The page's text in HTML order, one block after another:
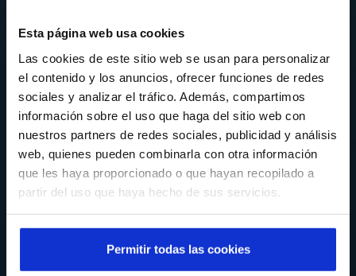
Esta página web usa cookies
Las cookies de este sitio web se usan para personalizar
el contenido y los anuncios, ofrecer funciones de redes
sociales y analizar el tráfico. Además, compartimos
información sobre el uso que haga del sitio web con
nuestros partners de redes sociales, publicidad y análisis
web, quienes pueden combinarla con otra información
que les haya proporcionado o que hayan recopilado a
partir del uso que haya hecho de sus servicios.
Permitir todas las cookies